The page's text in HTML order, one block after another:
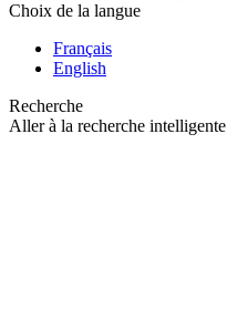
Choix de la langue
Français
English
Recherche
Aller à la recherche intelligente